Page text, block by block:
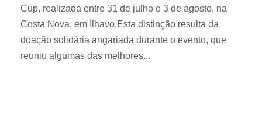
Cup, realizada entre 31 de julho e 3 de agosto, na
Costa Nova, em Ílhavo.Esta distinção resulta da
doação solidária angariada durante o evento, que
reuniu algumas das melhores...